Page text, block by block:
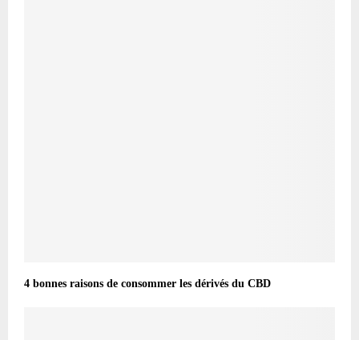
4 bonnes raisons de consommer les dérivés du CBD